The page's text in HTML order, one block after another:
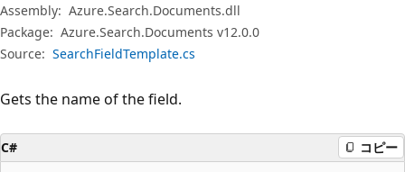
Assembly: Azure.Search.Documents.dll
Package: Azure.Search.Documents v12.0.0
Source: SearchFieldTemplate.cs
Gets the name of the field.
C# コピー